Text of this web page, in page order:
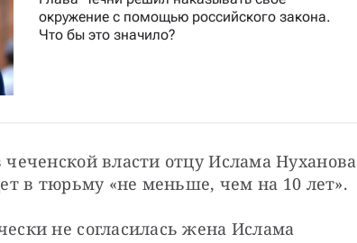
окружение с помощью российского закона.
Что бы это значило?
власти отцу Ислама Нуханова
в тюрьму «не меньше, чем на 10 лет».
не согласилась жена Ислама